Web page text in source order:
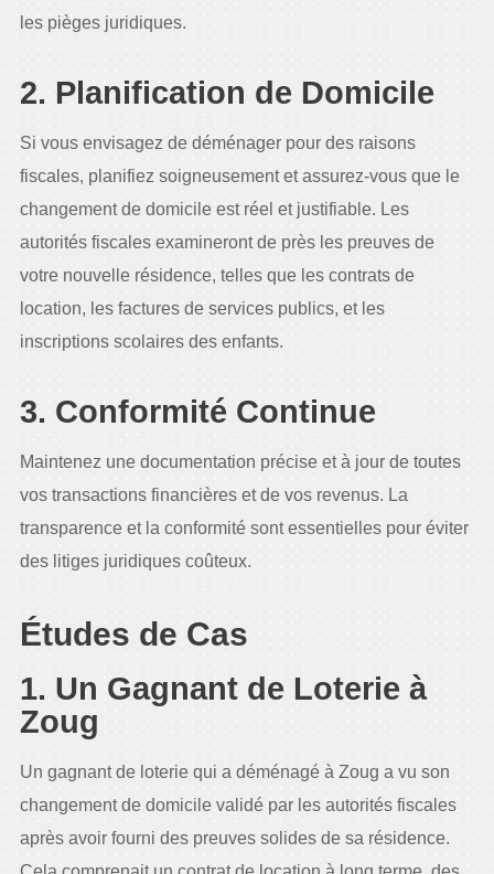
les pièges juridiques.
2. Planification de Domicile
Si vous envisagez de déménager pour des raisons
fiscales, planifiez soigneusement et assurez-vous que le
changement de domicile est réel et justifiable. Les
autorités fiscales examineront de près les preuves de
votre nouvelle résidence, telles que les contrats de
location, les factures de services publics, et les
inscriptions scolaires des enfants.
3. Conformité Continue
Maintenez une documentation précise et à jour de toutes
vos transactions financières et de vos revenus. La
transparence et la conformité sont essentielles pour éviter
des litiges juridiques coûteux.
Études de Cas
1. Un Gagnant de Loterie à
Zoug
Un gagnant de loterie qui a déménagé à Zoug a vu son
changement de domicile validé par les autorités fiscales
après avoir fourni des preuves solides de sa résidence.